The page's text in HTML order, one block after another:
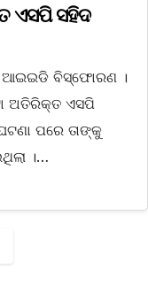
ସହିଦ
ଆଇଇଡି ବିସ୍ଫୋରଣ ।
ଅତିରିକ୍ତ ଏସପି
ପରେ ତାଙ୍କୁ
।…